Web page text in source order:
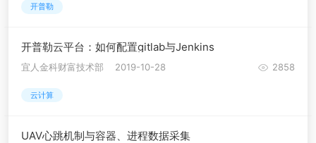
开普勒
开普勒云平台：如何配置gitlab与Jenkins
宜人金科财富技术部 2019-10-28 2858
云计算
UAV心跳机制与容器、进程数据采集